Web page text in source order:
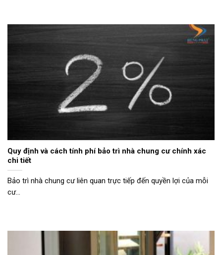
Quy định và cách tính phí bảo trì nhà chung cư chính xác
chi tiết
Bảo trì nhà chung cư liên quan trực tiếp đến quyền lợi của mỗi
cư...